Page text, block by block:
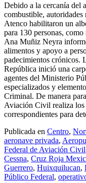
Debido a la cercanía del
combustible,
Atenco habilitaron un
para 130 personas,
Ana Muñiz Neyra
alimentos y apoyo a
padecimientos crónicos.
República inició una
agentes del Ministerio
especializados y
Criminal. De manera
Aviación Civil realiza los
correspondientes para
Publicada en Centro,
aeronave privada,
Federal de Aviación Civil
Cessna, Cruz Roja
Guerrero, Huixquilucan,
Público Federal,